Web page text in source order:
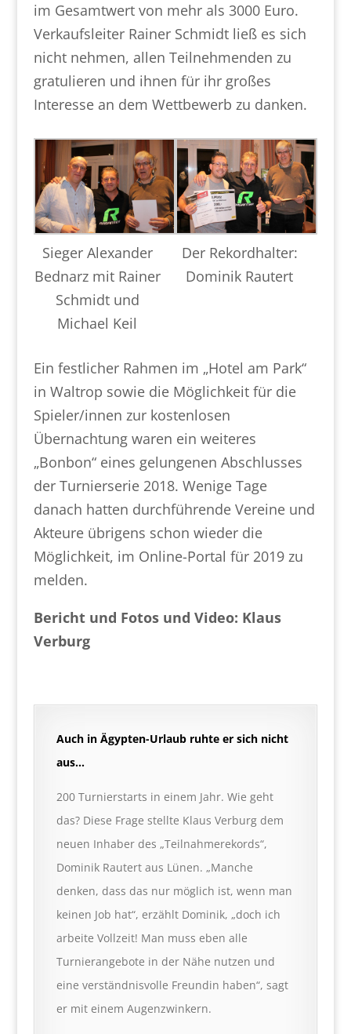
im Gesamtwert von mehr als 3000 Euro.
Verkaufsleiter Rainer Schmidt ließ es sich
nicht nehmen, allen Teilnehmenden zu
gratulieren und ihnen für ihr großes
Interesse an dem Wettbewerb zu danken.
Sieger Alexander
Bednarz mit Rainer
Schmidt und
Michael Keil
Der Rekordhalter:
Dominik Rautert
Ein festlicher Rahmen im „Hotel am Park“
in Waltrop sowie die Möglichkeit für die
Spieler/innen zur kostenlosen
Übernachtung waren ein weiteres
„Bonbon“ eines gelungenen Abschlusses
der Turnierserie 2018. Wenige Tage
danach hatten durchführende Vereine und
Akteure übrigens schon wieder die
Möglichkeit, im Online-Portal für 2019 zu
melden.
Bericht und Fotos und Video: Klaus
Verburg
Auch in Ägypten-Urlaub ruhte er sich nicht
aus…
200 Turnierstarts in einem Jahr. Wie geht
das? Diese Frage stellte Klaus Verburg dem
neuen Inhaber des „Teilnahmerekords“,
Dominik Rautert aus Lünen. „Manche
denken, dass das nur möglich ist, wenn man
keinen Job hat“, erzählt Dominik, „doch ich
arbeite Vollzeit! Man muss eben alle
Turnierangebote in der Nähe nutzen und
eine verständnisvolle Freundin haben“, sagt
er mit einem Augenzwinkern.